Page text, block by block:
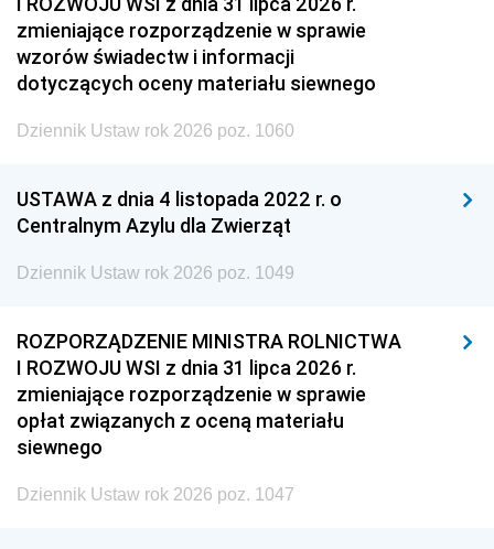
zmieniające rozporządzenie w sprawie
wzorów świadectw i informacji
dotyczących oceny materiału siewnego
Dziennik Ustaw rok 2026 poz. 1060
USTAWA z dnia 4 listopada 2022 r. o
Centralnym Azylu dla Zwierząt
Dziennik Ustaw rok 2026 poz. 1049
ROZPORZĄDZENIE MINISTRA ROLNICTWA
I ROZWOJU WSI z dnia 31 lipca 2026 r.
zmieniające rozporządzenie w sprawie
opłat związanych z oceną materiału
siewnego
Dziennik Ustaw rok 2026 poz. 1047